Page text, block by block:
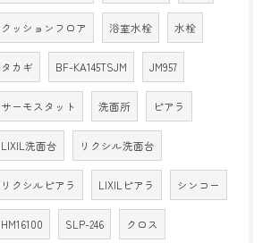
クッションフロア 浴室水栓 水栓
タカギ BF-KA145TSJM JM957
サーモスタット 洗面所 ピアラ
LIXIL洗面台 リクシル洗面台
リクシルピアラ LIXILピアラ シンコー
HM16100 SLP-246 クロス